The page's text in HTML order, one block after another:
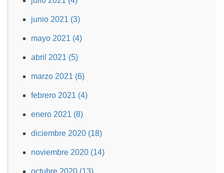
junio 2021 (3)
mayo 2021 (4)
abril 2021 (5)
marzo 2021 (6)
febrero 2021 (4)
enero 2021 (8)
diciembre 2020 (18)
noviembre 2020 (14)
octubre 2020 (13)